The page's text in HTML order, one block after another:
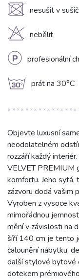
U nesušit v
H nebělit
L profesionální
g prát na 30°C
Objevte luxusní
neodolatelném
rozzáří každý
VELVET PREMIUM
komfortu. Jeho sytá,
zázvoru dodá vašim
Vyroben z vysoce
mimořádnou
mění v závislosti na
šíří 140 cm je tento
čalounění nábytku,
další stylové bytové
dotekem